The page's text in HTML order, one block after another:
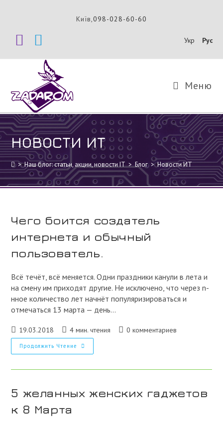
Київ, 098-028-60-60
Укр Рус
Меню
НОВОСТИ ИТ
> Наш блог: статьи, акции, новости IT > Блог > Новости ИТ
Чего боится создатель
интернета и обычный
пользователь.
Всё течёт, всё меняется. Одни праздники канули в лета и
на смену им приходят другие. Не исключено, что через n-
нное количество лет начнёт популяризироваться и
отмечаться 13 марта — день…
Запись
опубликована:
19.03.2018
Время
чтения:
4 мин. чтения
Комментарии
0 комментариев
Продолжить Чтение Чего
Боится
Интернета
5 желанных женских гаджетов
к 8 Марта